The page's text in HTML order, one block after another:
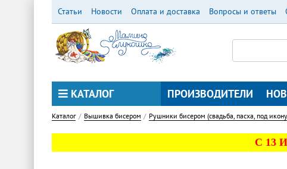
Статьи Новости Оплата и доставка Вопросы и ответы
КАТАЛОГ ПРОИЗВОДИТЕЛИ
Каталог Вышивка бисером Рушники бисером (свадьба, пасха, под
С 13